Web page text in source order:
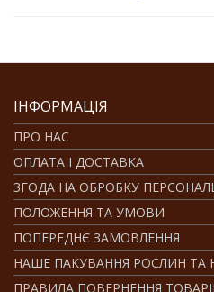
ІНФОРМАЦІЯ
ПРО НАС
ОПЛАТА І ДОСТАВКА
ЗГОДА НА ОБРОБКУ
ПОЛОЖЕННЯ ТА УМОВИ
ПОПЕРЕДНЄ ЗАМОВЛЕННЯ
НАШЕ ПАКУВАННЯ РОСЛИН ТА
ПРАВИЛА ПОВЕРНЕННЯ